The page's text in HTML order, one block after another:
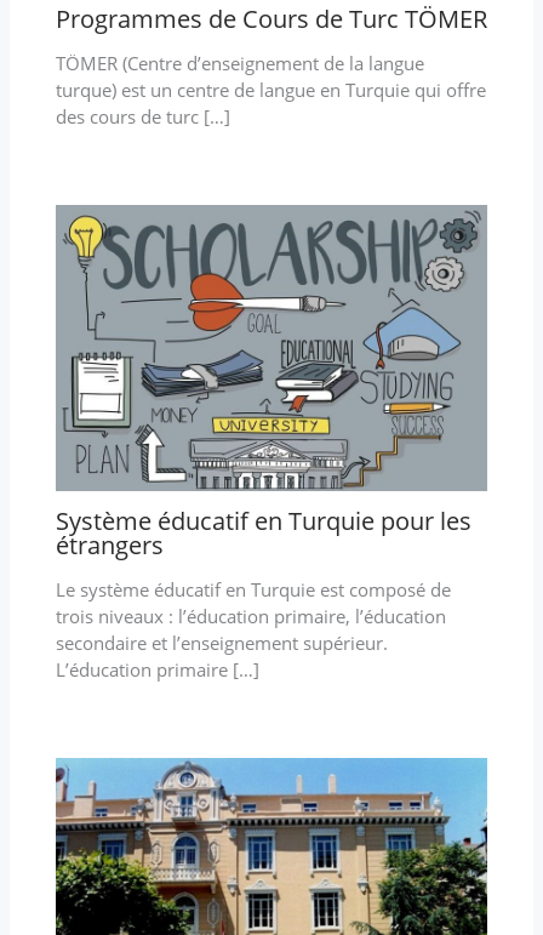
Programmes de Cours de Turc TÖMER
TÖMER (Centre d’enseignement de la langue
turque) est un centre de langue en Turquie qui offre
des cours de turc […]
Système éducatif en Turquie pour les
étrangers
Le système éducatif en Turquie est composé de
trois niveaux : l’éducation primaire, l’éducation
secondaire et l’enseignement supérieur.
L’éducation primaire […]